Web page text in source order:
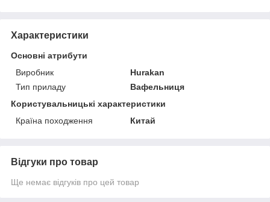
Характеристики
Основні атрибути
Виробник
Hurakan
Тип приладу
Вафельниця
Користувальницькі характеристики
Країна походження
Китай
Відгуки про товар
Ще немає відгуків про цей товар